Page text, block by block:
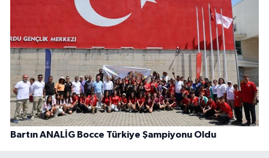
Bartın ANALİG Bocce Türkiye Şampiyonu Oldu